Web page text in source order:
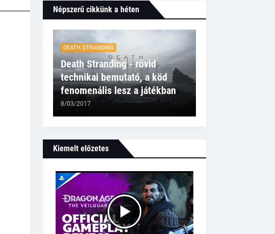
Népszerű cikkünk a héten
DEATH STRANDING
Death Stranding - rövid
technikai bemutató, a köd
fenomenális lesz a játékban
8/03/2017
Kiemelt előzetes